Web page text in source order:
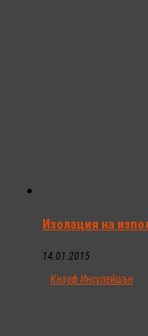
Изолация на
14.01.2015
Кнауф Инсулейшън